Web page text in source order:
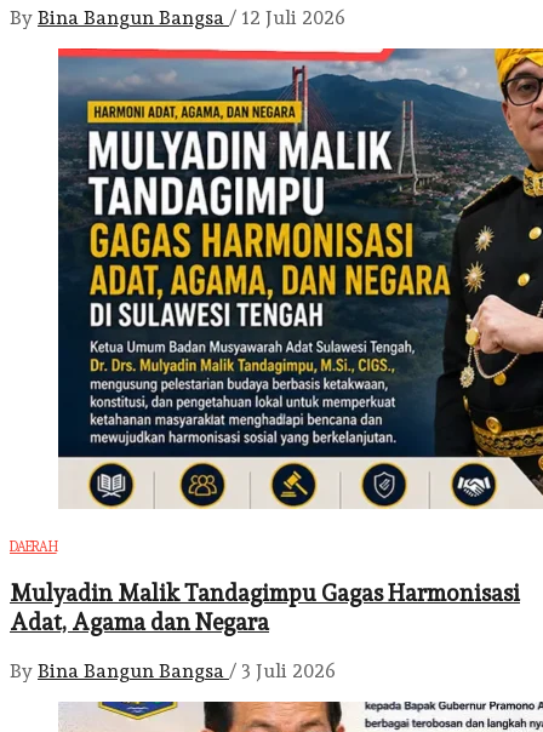
By Bina Bangun Bangsa / 12 Juli 2026
DAERAH
Mulyadin Malik Tandagimpu Gagas Harmonisasi
Adat, Agama dan Negara
By Bina Bangun Bangsa / 3 Juli 2026